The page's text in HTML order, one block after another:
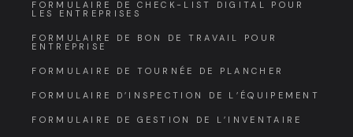
FORMULAIRE DE CHECK-LIST DIGITAL POUR
LES ENTREPRISES
FORMULAIRE DE BON DE TRAVAIL POUR
ENTREPRISE
FORMULAIRE DE TOURNÉE DE PLANCHER
FORMULAIRE D’INSPECTION DE L’ÉQUIPEMENT
FORMULAIRE DE GESTION DE L’INVENTAIRE